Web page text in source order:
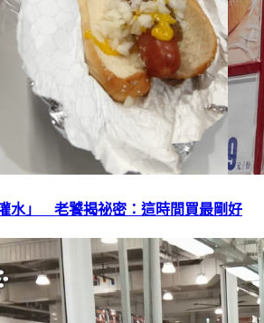
水」 老饕揭祕密：這時間買最剛好